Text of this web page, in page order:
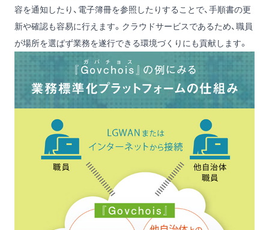
容を通知したり、電子簿冊を参照したりすることで、手順書の更
新や確認も容易に行えます。クラウドサービスであるため、職員
が場所を選ばず業務を遂行できる環境づくりにも貢献します。